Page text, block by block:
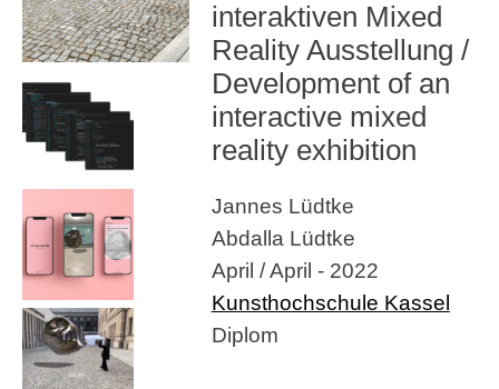
interaktiven Mixed
Reality Ausstellung /
Development of an
interactive mixed
reality exhibition
Jannes Lüdtke
Abdalla Lüdtke
April / April - 2022
Kunsthochschule Kassel
Diplom